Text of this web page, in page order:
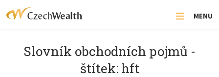
MENU
Slovník obchodních pojmů -
štítek: hft